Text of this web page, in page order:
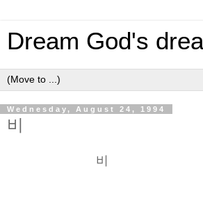
Dream God's
Wednesday, August 24, 1994
비
비